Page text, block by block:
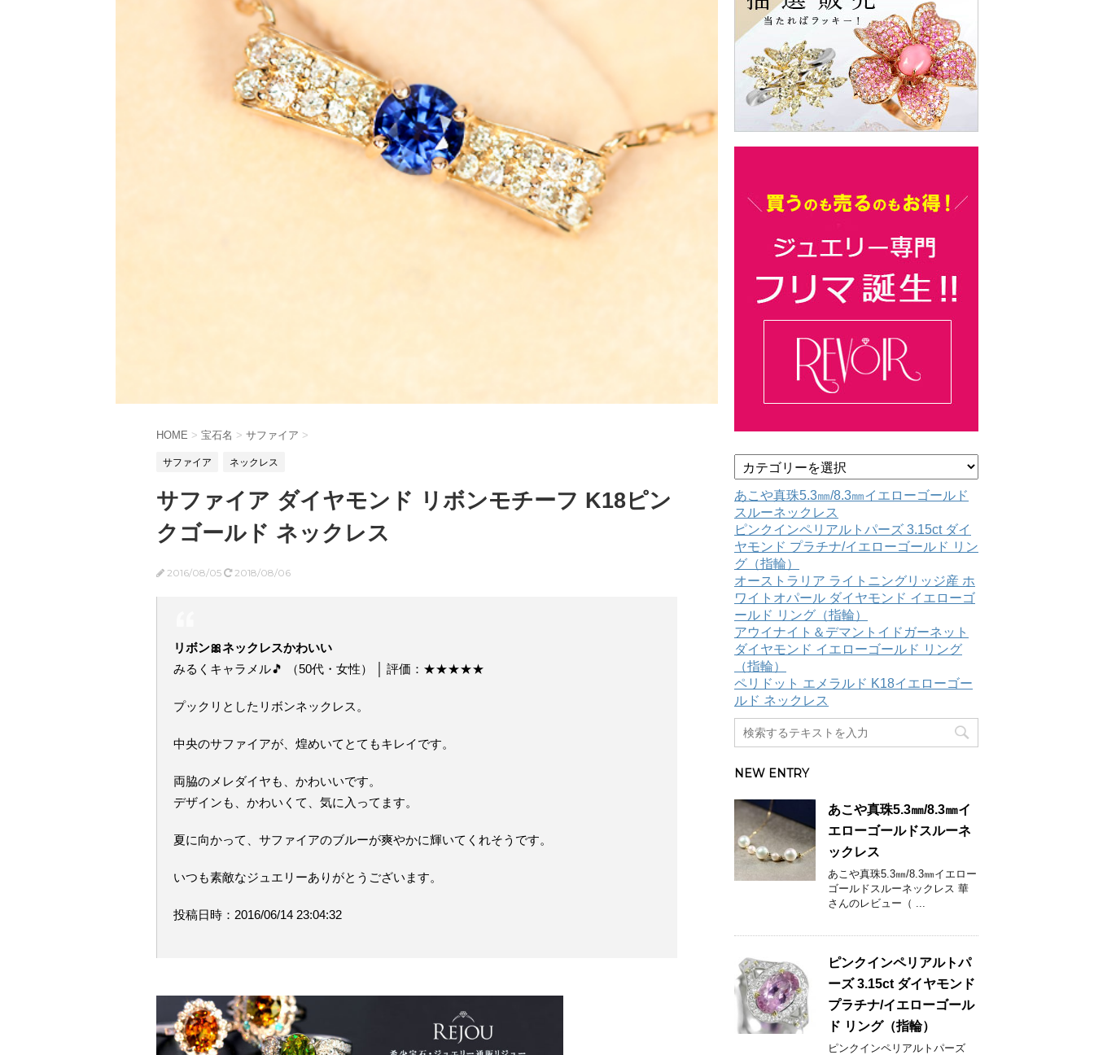
HOME > 宝石名 > サファイア >
サファイア ネックレス
サファイア ダイヤモンド リボンモチーフ K18ピン
クゴールド ネックレス
2016/08/05 2018/08/06
リボン🎀ネックレスかわいい
みるくキャラメル🎵 （50代・女性） │ 評価：★★★★★
プックリとしたリボンネックレス。
中央のサファイアが、煌めいてとてもキレイです。
両脇のメレダイヤも、かわいいです。
デザインも、かわいくて、気に入ってます。
夏に向かって、サファイアのブルーが爽やかに輝いてくれそうです。
いつも素敵なジュエリーありがとうございます。
投稿日時：2016/06/14 23:04:32
テ
ゴ
リ
ー
あこや真珠5.3㎜/8.3㎜イエローゴールド
スルーネックレス
ピンクインペリアルトパーズ 3.15ct ダイ
ヤモンド プラチナ/イエローゴールド リン
グ（指輪）
オーストラリア ライトニングリッジ産 ホ
ワイトオパール ダイヤモンド イエローゴ
ールド リング（指輪）
アウイナイト＆デマントイドガーネット
ダイヤモンド イエローゴールド リング
（指輪）
ペリドット エメラルド K18イエローゴー
ルド ネックレス
NEW ENTRY
あこや真珠5.3㎜/8.3㎜イ
エローゴールドスルーネ
ックレス
あこや真珠5.3㎜/8.3㎜イエロー
ゴールドスルーネックレス 華
さんのレビュー（ ...
ピンクインペリアルトパ
ーズ 3.15ct ダイヤモンド
プラチナ/イエローゴール
ド リング（指輪）
ピンクインペリアルトパーズ